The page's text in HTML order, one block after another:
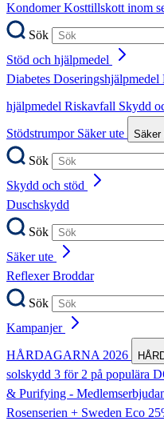
KondomerKosttillskott inom
Sök
Stöd och hjälpmedel
Diabetes Doseringshjälpmedel
hjälpmedel Riskavfall Skydd
Stödstrumpor Säker ute Säker
Sök
Skydd och stöd
Duschskydd
Sök
Säker ute
ReflexerBroddar
Sök
Kampanjer
HÅRDAGARNA 2026
solskydd 3 för 2 på populära
& Purifying -
Rosenserien + Sweden Eco